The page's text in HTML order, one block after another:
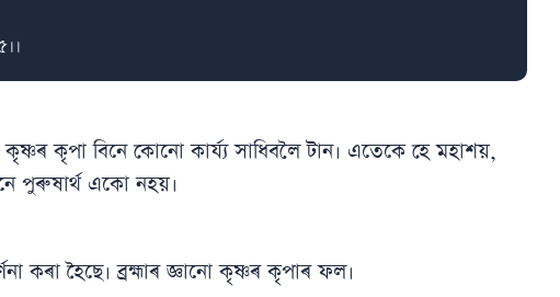
কৃষ্ণৰ কৃপা বিনে কোনো কাৰ্য্য সাধিবলৈ টান। এতেকে হে মহাশয়,
পুৰুষাৰ্থ একো নহয়।
কৰা হৈছে। ব্ৰহ্মাৰ জ্ঞানো কৃষ্ণৰ কৃপাৰ ফল।